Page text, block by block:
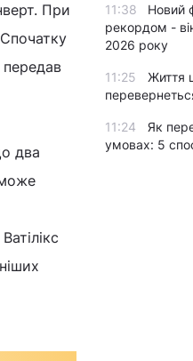
При
два
11:38
Новий
рекордом -
2026 року
11:25
Життя
11:24
Як
умовах: 5